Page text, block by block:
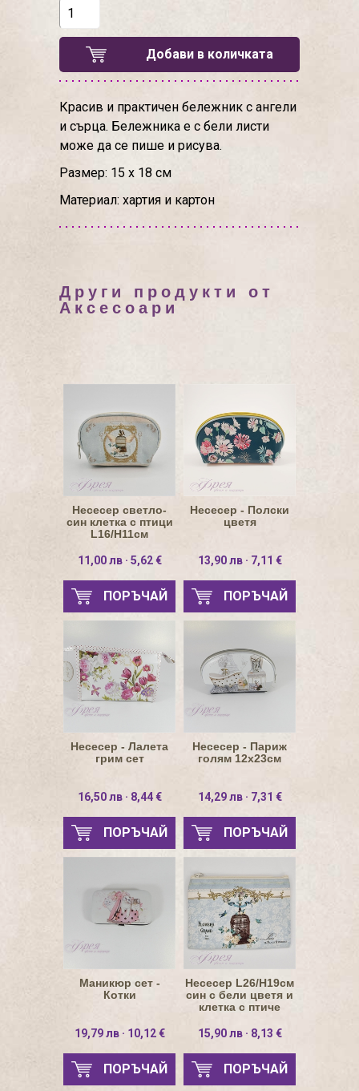
Добави в количката
Красив и практичен бележник с ангели
и сърца. Бележника е с бели листи
може да се пише и рисува.
Размер: 15 х 18 см
Материал: хартия и картон
Други продукти от
Аксесоари
Несесер светло-
син клетка с птици
L16/H11см
11,00 лв · 5,62 €
ПОРЪЧАЙ
Несесер - Полски
цветя
13,90 лв · 7,11 €
ПОРЪЧАЙ
Нeсесер - Лалета
грим сет
16,50 лв · 8,44 €
ПОРЪЧАЙ
Несесер - Париж
голям 12х23см
14,29 лв · 7,31 €
ПОРЪЧАЙ
Маникюр сет -
Котки
19,79 лв · 10,12 €
ПОРЪЧАЙ
Несесер L26/H19см
син с бели цветя и
клетка с птиче
15,90 лв · 8,13 €
ПОРЪЧАЙ